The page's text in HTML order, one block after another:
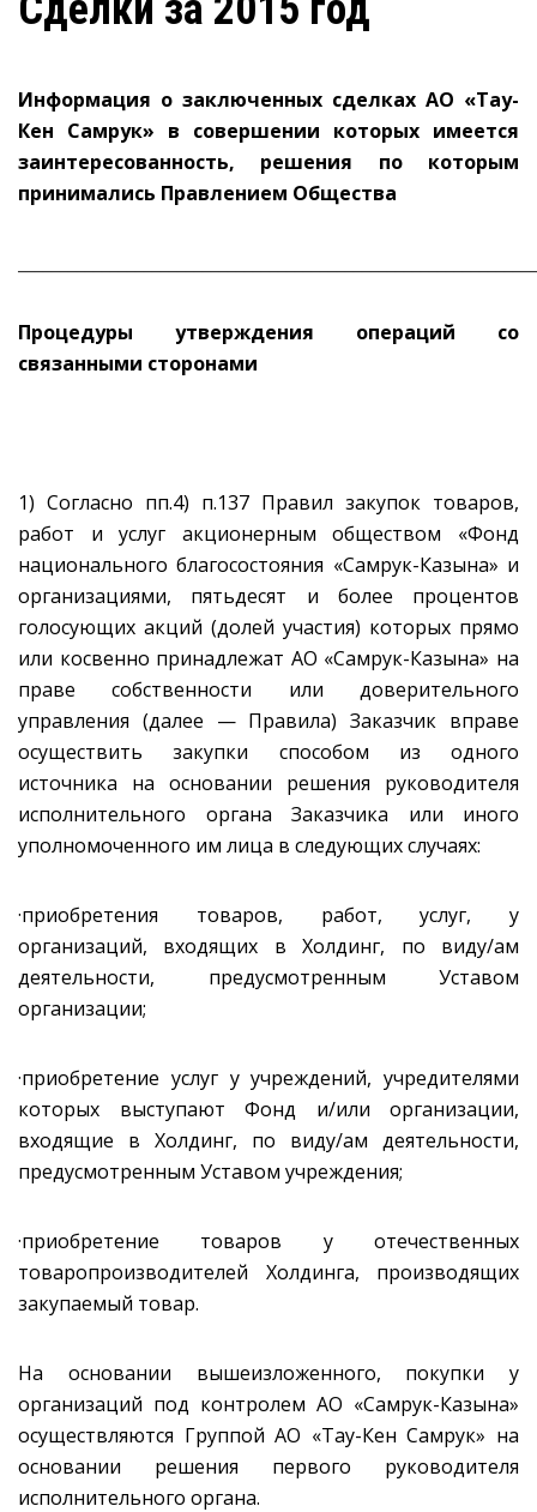
Информация о заключенных сделках АО «Тау-
Кен Самрук» в совершении которых имеется
заинтересованность, решения по которым
принимались Правлением Общества
Процедуры утверждения операций со
связанными сторонами
1) Согласно пп.4) п.137 Правил закупок товаров,
работ и услуг акционерным обществом «Фонд
национального благосостояния «Самрук-Казына» и
организациями, пятьдесят и более процентов
голосующих акций (долей участия) которых прямо
или косвенно принадлежат АО «Самрук-Казына» на
праве собственности или доверительного
управления (далее — Правила) Заказчик вправе
осуществить закупки способом из одного
источника на основании решения руководителя
исполнительного органа Заказчика или иного
уполномоченного им лица в следующих случаях:
·приобретения товаров, работ, услуг, у
организаций, входящих в Холдинг, по виду/ам
деятельности, предусмотренным Уставом
организации;
·приобретение услуг у учреждений, учредителями
которых выступают Фонд и/или организации,
входящие в Холдинг, по виду/ам деятельности,
предусмотренным Уставом учреждения;
·приобретение товаров у отечественных
товаропроизводителей Холдинга, производящих
закупаемый товар.
На основании вышеизложенного, покупки у
организаций под контролем АО «Самрук-Казына»
осуществляются Группой АО «Тау-Кен Самрук» на
основании решения первого руководителя
исполнительного органа.